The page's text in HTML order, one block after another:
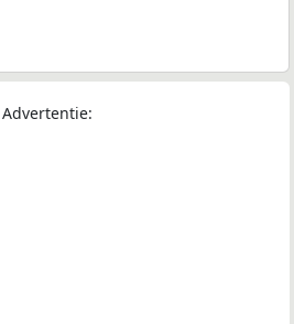
Advertentie: